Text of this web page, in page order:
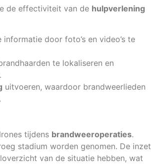
de effectiviteit van de hulpverlening
door foto’s en video’s te
te lokaliseren en
uitvoeren, waardoor brandweerlieden
tijdens brandweeroperaties.
stadium worden genomen. De inzet
van de situatie hebben, wat